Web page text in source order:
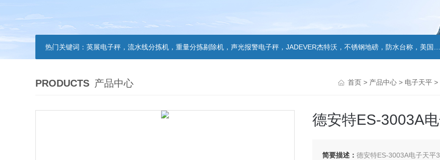
热门关键词： 英展电子秤，流水线分拣机，重量分拣剔除机，声光报警电子秤，JADEVER杰特沃，不锈钢地磅，防水台称，美国双杰天平，报警电子称
PRODUCTS 产品中心 首页 > 产品中心 > 电子天平 >
德安特ES-3003A
简要描述： 德安特ES-3003A电子天平